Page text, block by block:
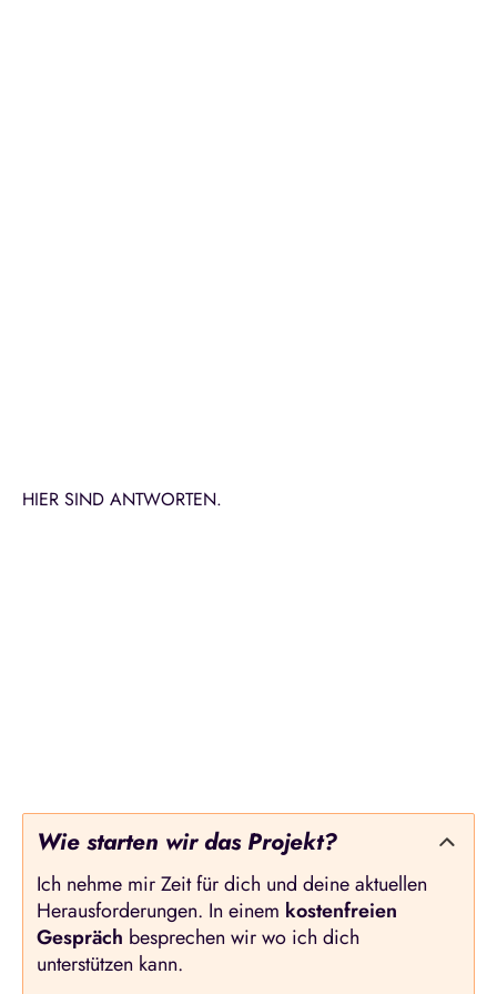
HIER SIND ANTWORTEN.
Wie starten wir das Projekt?
Ich nehme mir Zeit für dich und deine aktuellen
Herausforderungen. In einem kostenfreien
Gespräch besprechen wir wo ich dich
unterstützen kann.